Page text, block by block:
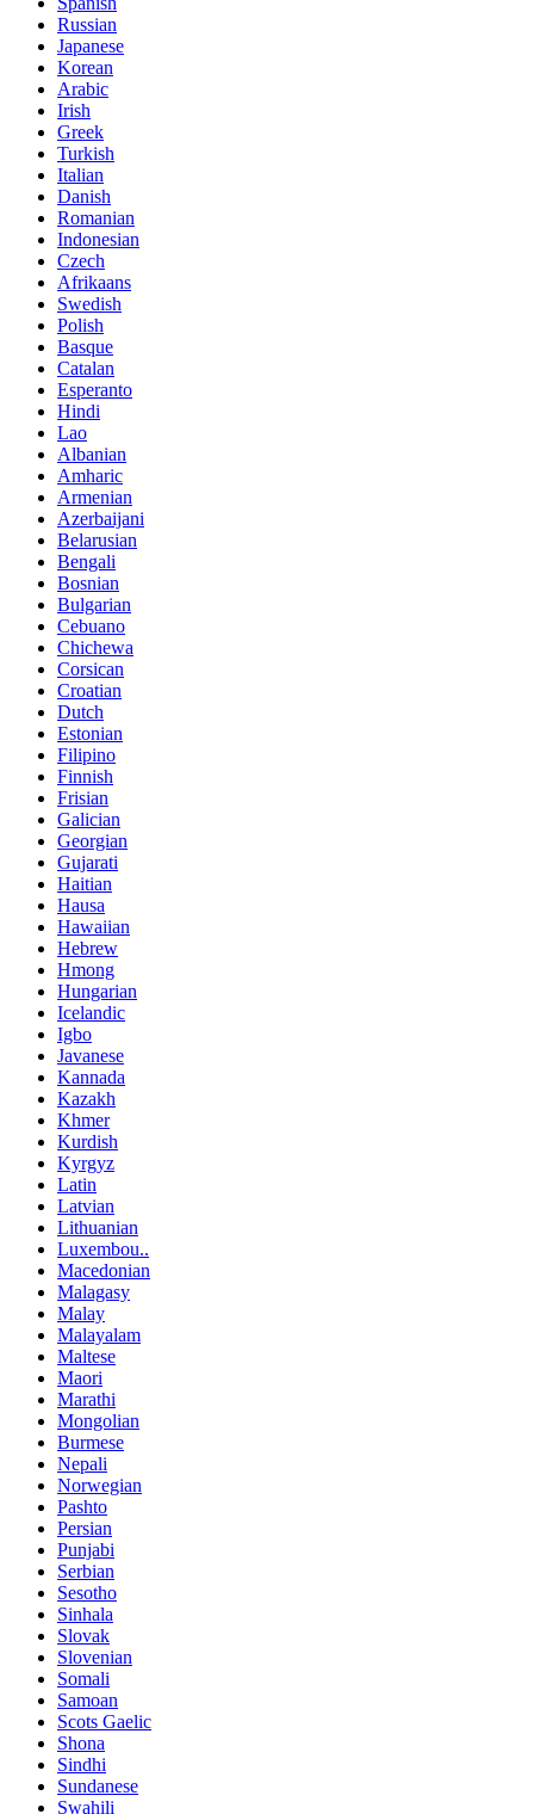
Russian
Japanese
Korean
Arabic
Irish
Greek
Turkish
Italian
Danish
Romanian
Indonesian
Czech
Afrikaans
Swedish
Polish
Basque
Catalan
Esperanto
Hindi
Lao
Albanian
Amharic
Armenian
Azerbaijani
Belarusian
Bengali
Bosnian
Bulgarian
Cebuano
Chichewa
Corsican
Croatian
Dutch
Estonian
Filipino
Finnish
Frisian
Galician
Georgian
Gujarati
Haitian
Hausa
Hawaiian
Hebrew
Hmong
Hungarian
Icelandic
Igbo
Javanese
Kannada
Kazakh
Khmer
Kurdish
Kyrgyz
Latin
Latvian
Lithuanian
Luxembou..
Macedonian
Malagasy
Malay
Malayalam
Maltese
Maori
Marathi
Mongolian
Burmese
Nepali
Norwegian
Pashto
Persian
Punjabi
Serbian
Sesotho
Sinhala
Slovak
Slovenian
Somali
Samoan
Scots Gaelic
Shona
Sindhi
Sundanese
Swahili